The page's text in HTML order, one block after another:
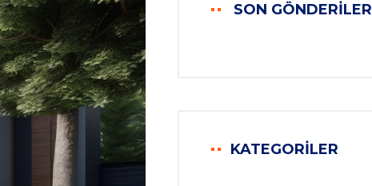
SON GÖNDERILER
KATEGORILER